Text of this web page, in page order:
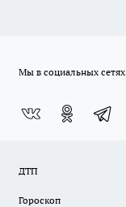
Мы в социальных сетях
ДТП
Гороскоп